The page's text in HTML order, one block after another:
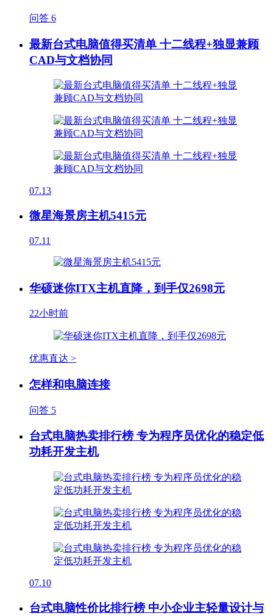
问答 6
最新台式电脑值得买清单 十二线程+独显兼顾
CAD与文档协同
07.13
微星海景房主机5415元
07.11
华硕迷你ITX主机直降，到手仅2698元
22小时前
优惠直达 >
怎样和电脑连接
问答 5
台式电脑热卖排行榜 专为程序员优化的稳定低
功耗开发主机
07.10
台式电脑性价比排行榜 中小企业主轻量设计与